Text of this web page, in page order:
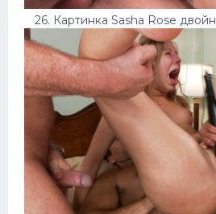
26. Картинка Sasha Rose